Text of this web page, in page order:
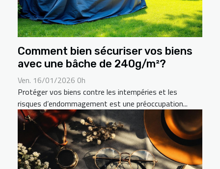
Comment bien sécuriser vos biens
avec une bâche de 240g/m²?
Ven. 16/01/2026 0h
Protéger vos biens contre les intempéries et les
risques d’endommagement est une préoccupation...